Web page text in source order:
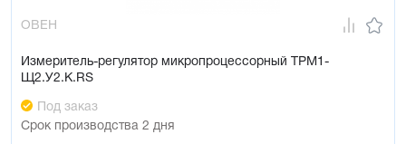
ОВЕН
Измеритель-регулятор микропроцессорный ТРМ1-
Щ2.У2.К.RS
Под заказ
Срок производства 2 дня